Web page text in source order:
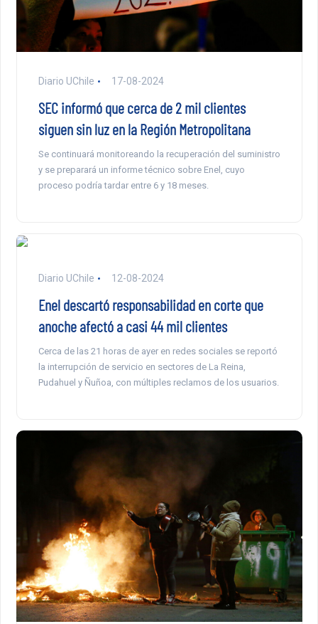
Diario UChile 17-08-2024
SEC informó que cerca de 2 mil clientes
siguen sin luz en la Región Metropolitana
Se continuará monitoreando la recuperación del suministro
y se preparará un informe técnico sobre Enel, cuyo
proceso podría tardar entre 6 y 18 meses.
Diario UChile 12-08-2024
Enel descartó responsabilidad en corte que
anoche afectó a casi 44 mil clientes
Cerca de las 21 horas de ayer en redes sociales se reportó
la interrupción de servicio en sectores de La Reina,
Pudahuel y Ñuñoa, con múltiples reclamos de los usuarios.